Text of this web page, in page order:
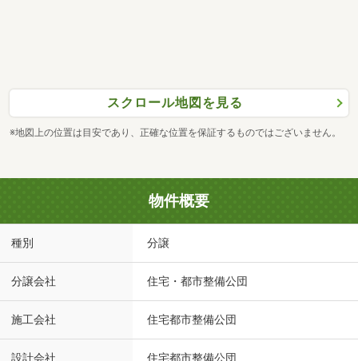
スクロール地図を見る
※地図上の位置は目安であり、正確な位置を保証するものではございません。
物件概要
種別 分譲
分譲会社 住宅・都市整備公団
施工会社 住宅都市整備公団
住宅都市整備公団